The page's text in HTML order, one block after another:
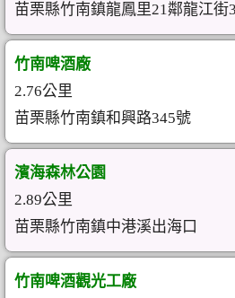
苗栗縣竹南鎮龍鳳里21鄰龍江街
竹南啤酒廠
2.76公里
苗栗縣竹南鎮和興路345號
濱海森林公園
2.89公里
苗栗縣竹南鎮中港溪出海口
竹南啤酒觀光工廠